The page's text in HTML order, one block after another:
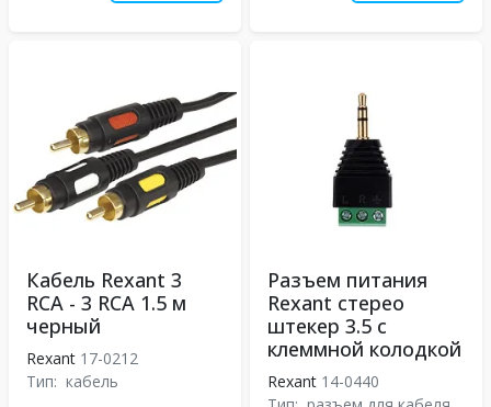
Кабель Rexant 3
RCA - 3 RCA 1.5 м
черный
Rexant 17-0212
Тип: кабель
Разъем питания
Rexant стерео
штекер 3.5 с
клеммной колодкой
Rexant 14-0440